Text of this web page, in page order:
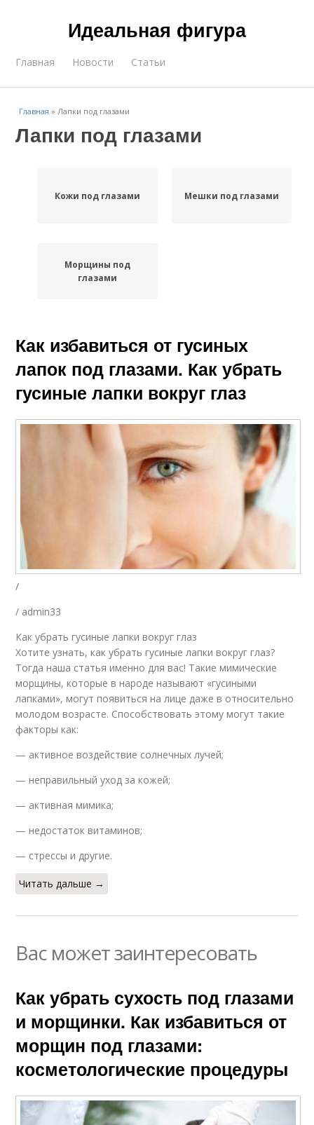
Идеальная фигура
Главная Новости Статьи
Главная »Лапки под глазами
Лапки под глазами
Кожи под глазами Мешки под глазами
Морщины под
глазами
Как избавиться от гусиных
лапок под глазами. Как убрать
гусиные лапки вокруг глаз
/
/ admin33
Как убрать гусиные лапки вокруг глаз
Хотите узнать, как убрать гусиные лапки вокруг глаз?
Тогда наша статья именно для вас! Такие мимические
морщины, которые в народе называют «гусиными
лапками», могут появиться на лице даже в относительно
молодом возрасте. Способствовать этому могут такие
факторы как:
— активное воздействие солнечных лучей;
— неправильный уход за кожей;
— активная мимика;
— недостаток витаминов;
— стрессы и другие.
Читать дальше →
Вас может заинтересовать
Как убрать сухость под глазами
и морщинки. Как избавиться от
морщин под глазами:
косметологические процедуры